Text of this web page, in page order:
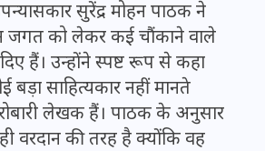
सुरेंद्र मोहन पाठक ने
जगत को लेकर कई चौंकाने वाले
हैं। उन्होंने स्पष्ट रूप से कहा
साहित्यकार नहीं मानते
लेखक हैं। पाठक के अनुसार
वरदान की तरह है क्योंकि वह